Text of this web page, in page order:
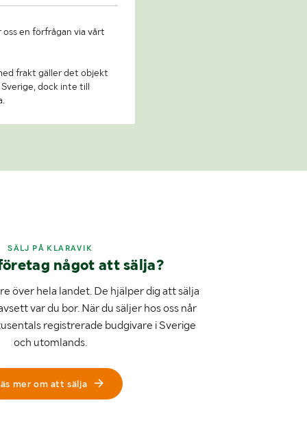
en förfrågan via vårt
frakt gäller det objekt
dock inte till
SÄLJ PÅ KLARAVIK
något att sälja?
över hela landet. De hjälper dig att sälja
var du bor. När du säljer hos oss når
registrerade budgivare i Sverige
och utomlands.
mer om att sälja